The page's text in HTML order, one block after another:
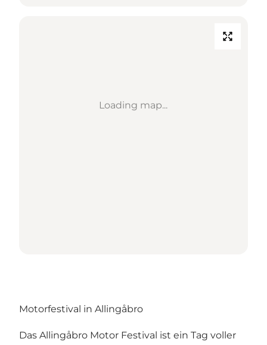
Loading map...
Motorfestival in Allingåbro
Das Allingåbro Motor Festival ist ein Tag voller